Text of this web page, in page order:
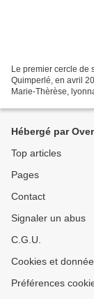
Le premier cercle de
Quimperlé, en avril
Marie-Thèrèse,
Hébergé par
Top articles
Pages
Contact
Signaler un abus
C.G.U.
Cookies et
Préférences